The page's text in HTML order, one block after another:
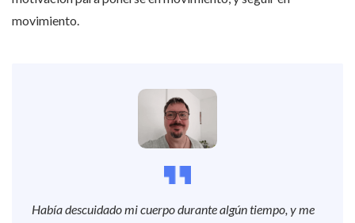
movimiento.
Había descuidado mi cuerpo durante algún tiempo, y me